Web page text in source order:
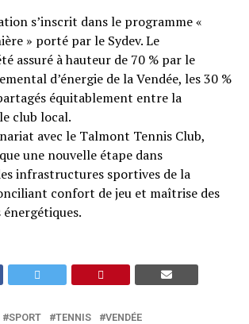
s’inscrit dans le programme «
» porté par le Sydev. Le
assuré à hauteur de 70 % par le
d’énergie de la Vendée, les 30 %
équitablement entre la
club local.
avec le Talmont Tennis Club,
une nouvelle étape dans
infrastructures sportives de la
confort de jeu et maîtrise des
SPORT TENNIS VENDÉE